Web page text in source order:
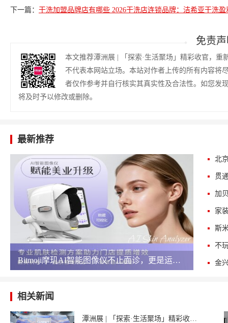
下一篇： 干洗加盟品牌店有哪些 2026干洗店连锁品牌：洁希亚干洗盈
免责
本文推荐潭洲展 | 「探索·生活聚场」精彩收官，
不代表本网站立场。本站对作者上传的所有内容将
者仅作参考并自行核实其真实性及合法性。如您发
将及时予以修改或删除。
最新推荐
​Bitmoji摩玑AI智能图像仪不止面诊，更是运营王牌
斯
相关新闻
潭洲展 | 「探索·生活聚场」精彩收官，重新定义瓷砖，构建更完整的家居价值闭环